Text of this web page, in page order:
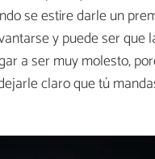
se estire darle un
y puede ser
a ser muy molesto,
claro que tú